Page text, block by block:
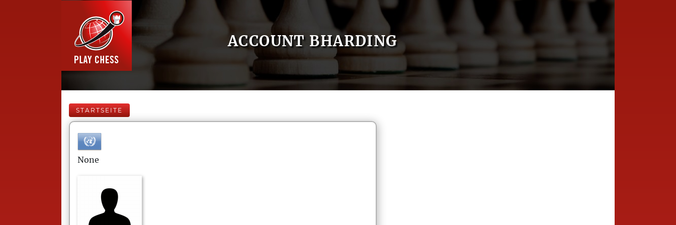
ACCOUNT BHARDING
STARTSEITE
None